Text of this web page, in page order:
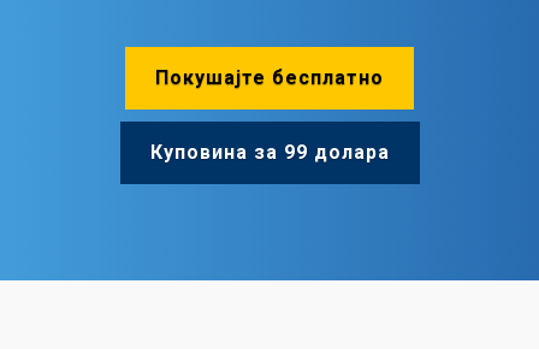
Покушајте бесплатно
Куповина за 99 долара